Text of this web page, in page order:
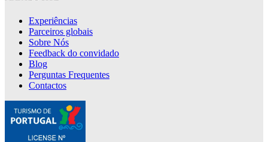
Experiências
Parceiros globais
Sobre Nós
Feedback do convidado
Blog
Perguntas Frequentes
Contactos